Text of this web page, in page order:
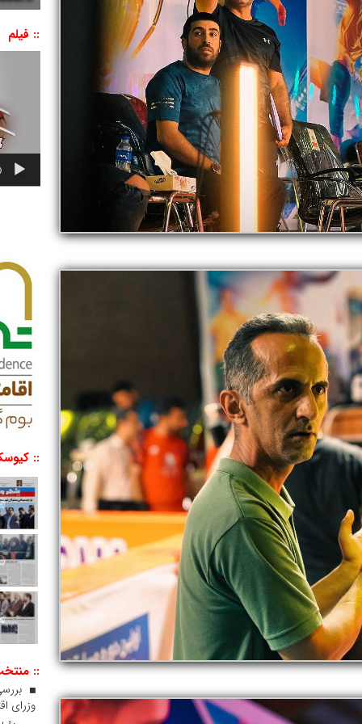
:: فیلم
نمایشگر
::
::
وزرای